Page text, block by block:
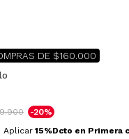
DE $160.000
-20%
Aplicar 15%Dcto en Primera